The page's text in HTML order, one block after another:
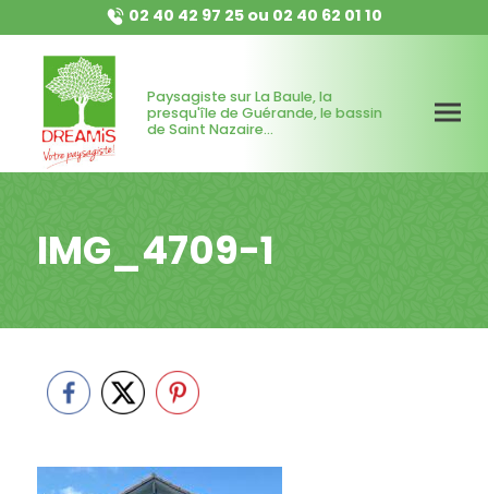
02 40 42 97 25ou 02 40 62 01 10
Paysagiste sur La Baule, la
presqu'île de Guérande, le bassin
de Saint Nazaire...
IMG_4709-1